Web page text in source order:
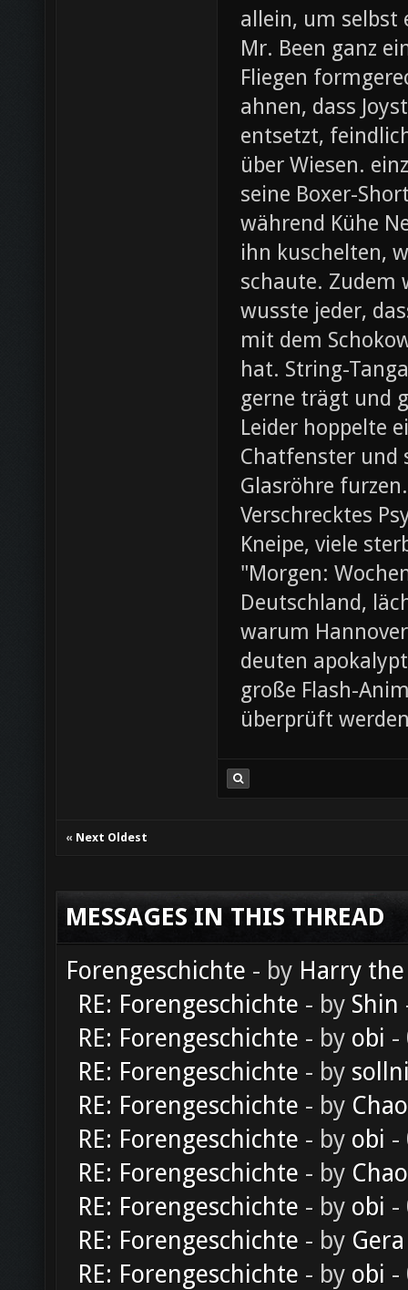
allein, um selbst
Mr. Been ganz
Fliegen
ahnen, dass
entsetzt,
über Wiesen.
seine Boxer-
während Kühe
ihn kuschelten,
schaute. Zudem
wusste jeder,
mit dem
hat. String-
gerne trägt und
Leider hoppelte
Chatfenster und
Glasröhre furzen.
Verschrecktes
Kneipe, viele
"Morgen:
Deutschland,
warum
deuten
große Flash-
überprüft
« Next Oldest
MESSAGES IN THIS THREAD
Forengeschichte - by Harry
RE: Forengeschichte - by Shin
RE: Forengeschichte - by obi -
RE: Forengeschichte - by
RE: Forengeschichte - by
RE: Forengeschichte - by obi -
RE: Forengeschichte - by
RE: Forengeschichte - by obi -
RE: Forengeschichte - by Gera
RE: Forengeschichte - by obi -